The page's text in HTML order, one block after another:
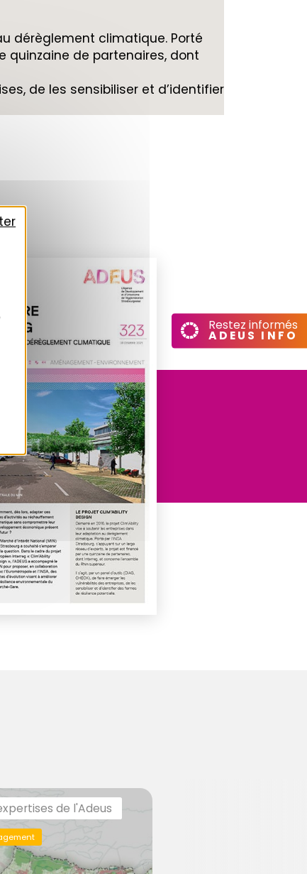
dérèglement climatique. Porté
quinzaine de partenaires, dont
de les sensibiliser et d’identifier
de l'Adeus
Restez informés
ADEUS INFO